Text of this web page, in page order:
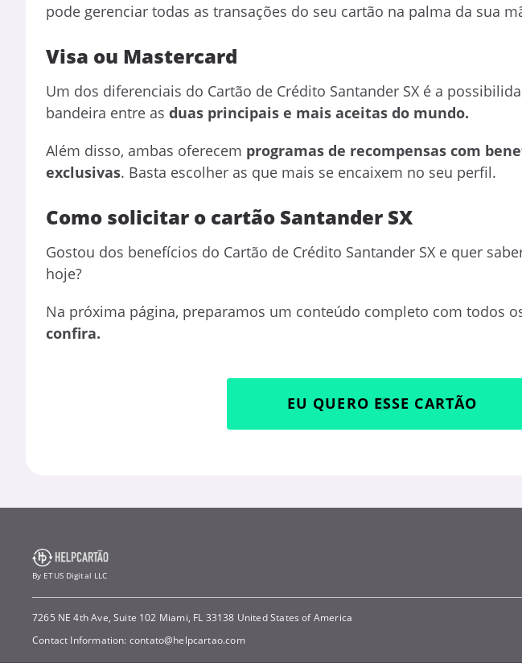
pode gerenciar todas as transações do seu cartão na palma da sua
Visa ou Mastercard
Um dos diferenciais do Cartão de Crédito Santander SX é a
bandeira entre as duas principais e mais aceitas do mundo.
Além disso, ambas oferecem programas de recompensas com
exclusivas. Basta escolher as que mais se encaixem no seu perfil.
Como solicitar o cartão Santander SX
Gostou dos benefícios do Cartão de Crédito Santander SX e quer
hoje?
Na próxima página, preparamos um conteúdo completo com todos
confira.
EU QUERO ESSE CARTÃO
By ETUS Digital LLC
7265 NE 4th Ave, Suite 102 Miami, FL 33138 United States of America
Contact Information: contato@helpcartao.com